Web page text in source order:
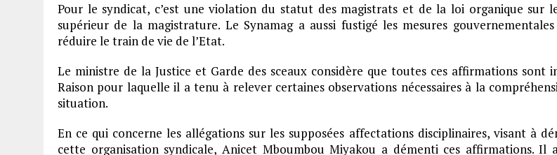
Pour le syndicat, c’est une violation du statut des magistrats et de la loi organique sur
supérieur de la magistrature. Le Synamag a aussi fustigé les mesures
réduire le train de vie de l’Etat.
Le ministre de la Justice et Garde des sceaux considère que toutes ces affirmations sont
Raison pour laquelle il a tenu à relever certaines observations nécessaires à la
situation.
En ce qui concerne les allégations sur les supposées affectations disciplinaires, visant à
cette organisation syndicale, Anicet Mboumbou Miyakou a démenti ces affirmations. Il